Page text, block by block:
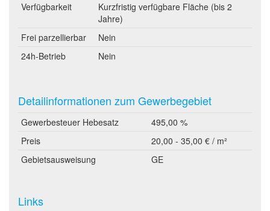
Verfügbarkeit
Kurzfristig verfügbare Fläche (bis 2
Jahre)
Frei parzellierbar
Nein
24h-Betrieb
Nein
Detailinformationen zum Gewerbegebiet
Gewerbesteuer Hebesatz
495,00 %
Preis
20,00 - 35,00 € / m²
Gebietsausweisung
GE
Links